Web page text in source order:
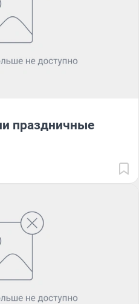
праздничные